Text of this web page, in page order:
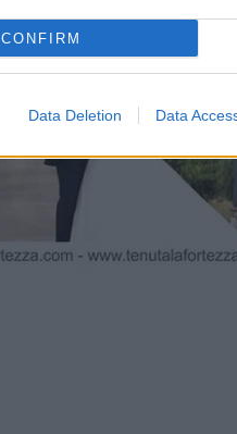
CONFIRM
Data Deletion Data